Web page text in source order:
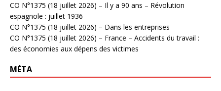
CO N°1375 (18 juillet 2026) – Il y a 90 ans – Révolution
espagnole : juillet 1936
CO N°1375 (18 juillet 2026) – Dans les entreprises
CO N°1375 (18 juillet 2026) – France – Accidents du travail :
des économies aux dépens des victimes
MÉTA